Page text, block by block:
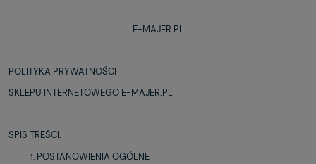
E-MAJER.PL
POLITYKA PRYWATNOŚCI
SKLEPU INTERNETOWEGO E-MAJER.PL
SPIS TREŚCI:
POSTANOWIENIA OGÓLNE